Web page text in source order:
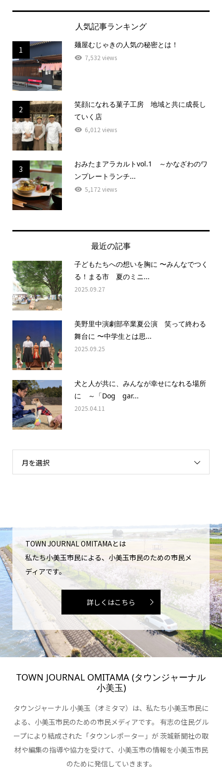
人気記事ランキング
1
麺屋むじゃきの人気の秘密とは！
7,532 views
2
笑顔になれる菓子工房 地域と共に成長し
ていく店
6,012 views
3
おみたまアラカルトvol.1 ～かなざわのワ
ンプレートランチ...
5,172 views
最近の記事
子どもたちへの想いを胸に 〜みんなでつく
る！まる市 夏のミニ...
2025.09.27
美野里中演劇部卒業夏公演 笑って終わる
舞台に 〜中学生とは思...
2025.09.25
犬と人が共に、みんなが幸せになれる場所
に ～「Dog gar...
2025.04.11
月を選択
TOWN JOURNAL OMITAMAとは
私たち小美玉市民による、小美玉市民のための市民メ
ディアです。
詳しくはこちら
TOWN JOURNAL OMITAMA (タウンジャーナル
小美玉)
タウンジャーナル 小美玉（オミタマ）は、私たち小美玉市民に
よる、小美玉市民のための市民メディアです。 有志の住民グル
ープにより結成された「タウンレポーター」が 茨城新聞社の取
材や編集の指導や協力を受けて、小美玉市の情報を小美玉市民
のために発信していきます。